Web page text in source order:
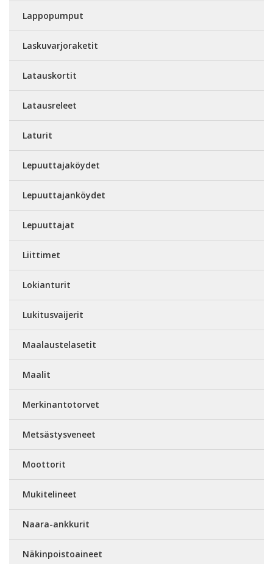
Lappopumput
Laskuvarjoraketit
Latauskortit
Latausreleet
Laturit
Lepuuttajaköydet
Lepuuttajanköydet
Lepuuttajat
Liittimet
Lokianturit
Lukitusvaijerit
Maalaustelasetit
Maalit
Merkinantotorvet
Metsästysveneet
Moottorit
Mukitelineet
Naara-ankkurit
Näkinpoistoaineet